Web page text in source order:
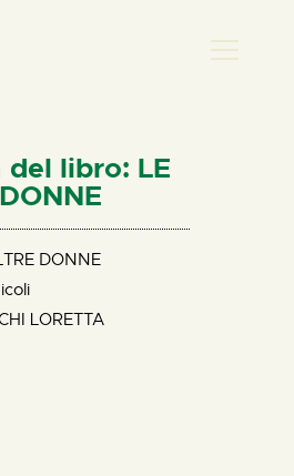
del libro: LE
DONNE
LORETTA